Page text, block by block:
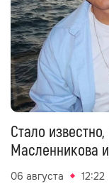
Стало
Масленникова
06 августа 12:22